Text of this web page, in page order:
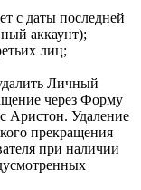
с даты последней
аккаунт);
лиц;
Личный
через Форму
Аристон. Удаление
прекращения
при наличии